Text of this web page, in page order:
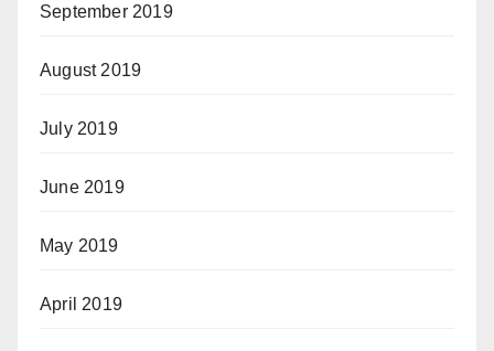
September 2019
August 2019
July 2019
June 2019
May 2019
April 2019